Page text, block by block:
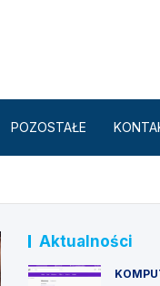
POZOSTAŁE
Aktualności